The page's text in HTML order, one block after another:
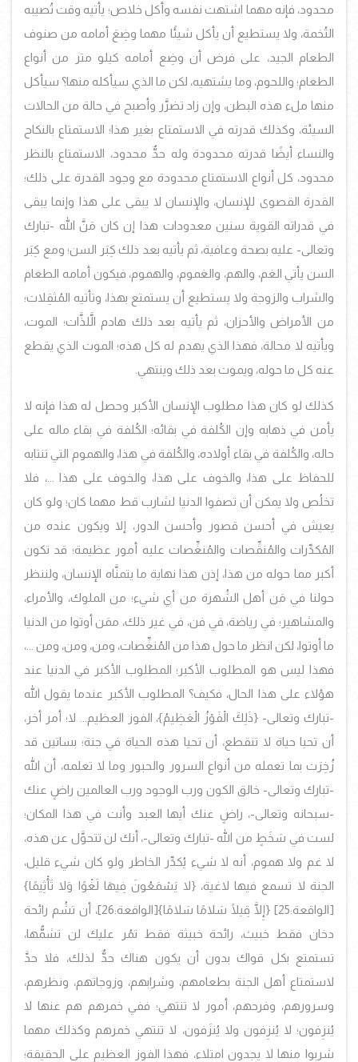
محدود، فإنه مهما اشتهت نفسه وأكل خلاص؛ يأتيه وقت تُصيبه
التُخمة، ولا يستطيع أن يأكل شيئًا مهما وضِعَ أمامه من صنوف
الطعام الجيد، على فرض أن وضِع أمامه كيلو متر من أنواع
الطعام؛ واللحوم، وما يشتهيه، لكن ما الذي سيأكله منها؟ سيأكل
منها ملء هذه البطن، وإن زاد تضرَّر وأصبح في حالة من الحالات
السيئة، وكذلك قدرته في الاستمتاع بغير هذا؛ الاستمتاع بالنكاح
والنساء أيضًا قدرته محدودة وله حدٌّ محدود، الاستمتاع بالنظر
محدود، كل أنواع الاستمتاع محدودة مع وجود القدرة على ذلك؛
القدرة القصوى للإنسان، والإنسان لا يبقى على هذا وإنما يبقى
في قدراته القوية سنين معدودات هذا إن كان مَنَّ الله -تبارك
وتعالى- عليه بصحة وعافية، ثم يأتيه بعد ذلك كِبَر السن؛ ومع كِبَر
السن يأتي الغم، والهم، والغموم، والهموم، فيكون أمامه الطعام
والشراب والزوجة ولا يستطيع أن يستمتع بهذا، وتأتيه المُثقِلات؛
من الأمراض والأحزان، ثم يأتيه بعد ذلك هادم الَّلذَّات؛ الموت،
ويأتيه لا محالة، فهذا الذي يهدم له كل هذه؛ الموت الذي يقطع
عنه كل ما حوله، ويموت بعد ذلك وينتهي.
كذلك لو كان هذا مطلوب الإنسان الأكبر وحصل له هذا فإنه لا
يأمن في ذهابه وإن الكُلفة في بقائه؛ الكُلفة في بقاء ماله على
حاله، والكُلفة في بقاء أولاده، والكُلفة في هذا، والهموم التي تنتابه
للحفاظ على هذا، والخوف على هذا، والخوف على هذا ...، فلا
تخلُص ولا يمكن أن تصفوا الدنيا لشارب قط مهما كان؛ ولو كان
يعيش في أحسن قصور وأحسن الدور، إلا ويكون عنده من
المُكدِّرات والمُنقِّصات والمُنغِّصات عليه أمور عظيمة؛ قد تكون
أكبر مما حوله من هذا، إذن هذا نهاية ما يتمنَّاه الإنسان، ولننظر
حولنا في مَن أهل الشُهرة من أي شيء؛ من الملوك، والأمراء،
والمشاهير؛ في رياضة، في فن، في غير ذلك، ممَن أوتوا من الدنيا
ما أوتوا، لكن انظر ما حول هذا من المُنغِّصات، ومن، ومن، ومن ...،
فهذا ليس هو المطلوب الأكبر؛ المطلوب الأكبر في الدنيا عند
هؤلاء على هذا الحال، فكيف؟ المطلوب الأكبر عندما يقول الله
-تبارك وتعالى- {ذَلِكَ الْفَوْزُ الْعَظِيمُ}، الفوز العظيم... لا؛ أمر أخر،
أن تحيا حياة لا تنقطع، أن تحيا هذه الحياة في جنة؛ بساتين قد
زُخِرَت بما تعمله من أنواع السرور والحبور وما لا تعلمه، أن الله
-تبارك وتعالى- خالق الكون ورب الوجود ورب العالمين راضٍ عنك
-سبحانه وتعالى-، راضٍ عنك أيها العبد وأنت في هذا المكان؛
لست في سَخَطٍ من الله -تبارك وتعالى-، أنك لن تتحوَّل عن هذه،
لا غم ولا هموم، أنه لا شيء يُكدِّر الخاطر ولو كان شيء قليل،
الجنة لا تسمع فيها لاغية، {لا يَسْمَعُونَ فِيهَا لَغْوًا وَلا تَأْثِيمًا}
[الواقعة:25]
{إِلَّا قِيلًا سَلامًا سَلامًا}
[الواقعة:26]، أن تشُم رائحة
دخان فقط خبيث، رائحة خبيثة فقط تمُر عليك لن تشمُّها،
تستمتع بكل قواك بدون أن يكون هناك حدٌّ لذلك، فلا حدَّ
لاستمتاع أهل الجنة بطعامهم، وشرابهم، وزوجاتهم، ونظرهم،
وسرورهم، وفرحهم، أمور لا تنتهي؛ ففي خمرهم هم عنها لا
يُنزِفون؛ لا يُنزِفون ولا يُنزَفون، لا تنتهي خمرهم وكذلك مهما
شربوا منها لا يجدون امتلاء، فهذا الفوز العظيم على الحقيقة؛